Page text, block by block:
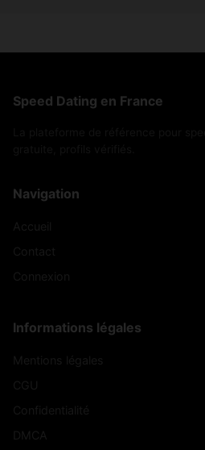
Speed Dating en France
Navigation
Informations légales